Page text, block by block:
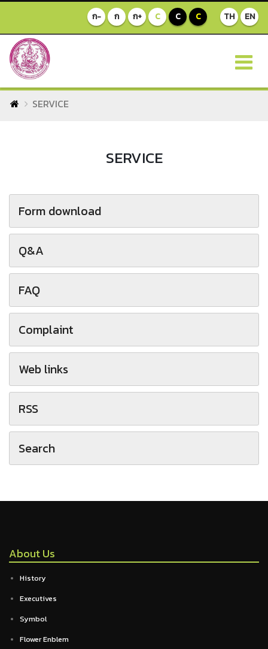
TH EN
ก- ก ก+ C C C
SERVICE
SERVICE
Form download
Q&A
FAQ
Complaint
Web links
RSS
Search
About Us
History
Executives
Symbol
Flower Enblem